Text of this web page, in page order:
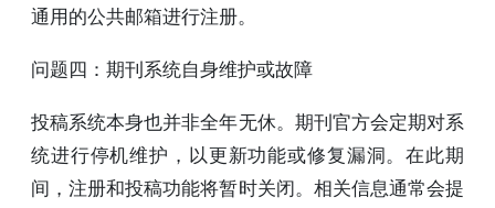
通用的公共邮箱进行注册。
问题四：期刊系统自身维护或故障
投稿系统本身也并非全年无休。期刊官方会定期对系
统进行停机维护，以更新功能或修复漏洞。在此期
间，注册和投稿功能将暂时关闭。相关信息通常会提